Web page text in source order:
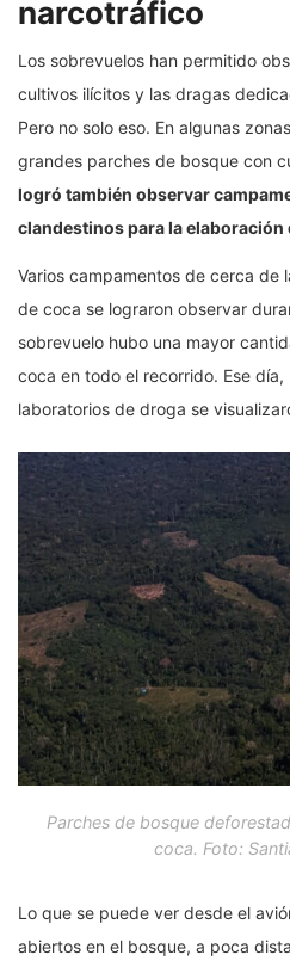
narcotráfico
Los sobrevuelos han permitido
cultivos ilícitos y las dragas
Pero no solo eso. En algunas
grandes parches de bosque con
logró también observar
clandestinos para la elaboración
Varios campamentos de cerca de
de coca se lograron observar
sobrevuelo hubo una mayor
coca en todo el recorrido. Ese día,
laboratorios de droga se
Parches de bosque
coca. Foto:
Lo que se puede ver desde el
abiertos en el bosque, a poca